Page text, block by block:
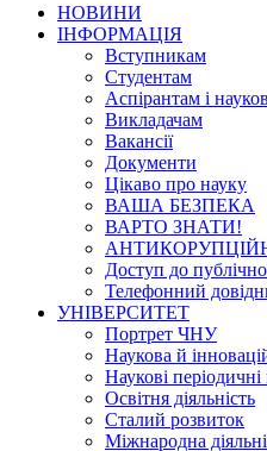
НОВИНИ
ІНФОРМАЦІЯ
Вступникам
Студентам
Аспірантам і
Викладачам
Вакансії
Документи
Цікаво про науку
ВАША БЕЗПЕКА
ВАРТО ЗНАТИ!
Доступ до
Телефонний
УНІВЕРСИТЕТ
Портрет ЧНУ
Наукова й
Наукові
Освітня діяльність
Сталий розвиток
Міжнародна